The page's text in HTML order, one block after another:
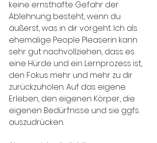
keine ernsthafte Gefahr der
Ablehnung besteht, wenn du
äußerst, was in dir vorgeht. Ich als
ehemalige People Pleaserin kann
sehr gut nachvollziehen, dass es
eine Hürde und ein Lernprozess ist,
den Fokus mehr und mehr zu dir
zurückzuholen. Auf das eigene
Erleben, den eigenen Körper, die
eigenen Bedürfnisse und sie ggfs.
auszudrücken.